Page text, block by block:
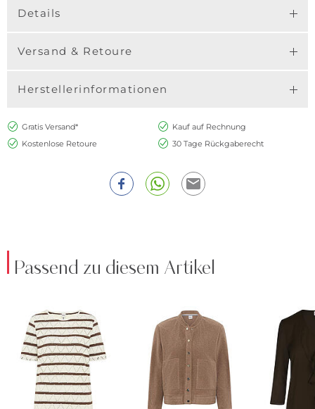
Details
Versand & Retoure
Herstellerinformationen
Gratis Versand*
Kauf auf Rechnung
Kostenlose Retoure
30 Tage Rückgaberecht
Passend zu diesem Artikel